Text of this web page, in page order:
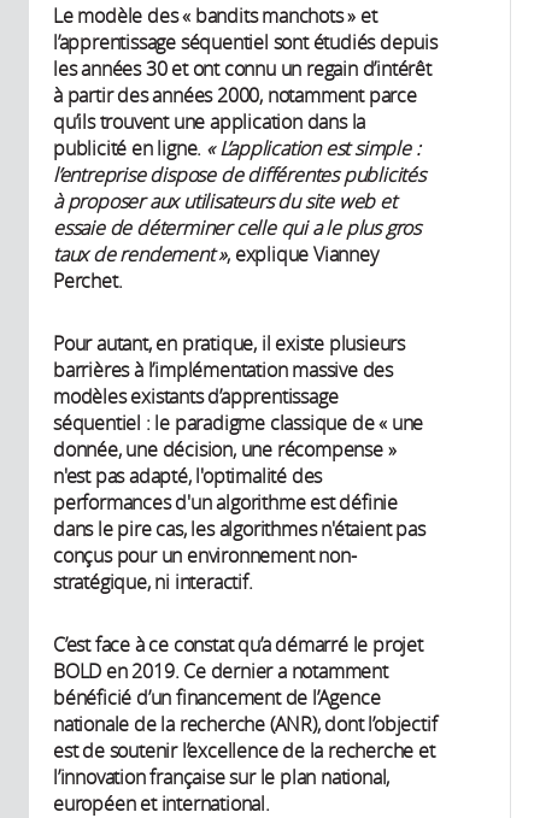
Le modèle des « bandits manchots » et
l’apprentissage séquentiel sont étudiés depuis
les années 30 et ont connu un regain d’intérêt
à partir des années 2000, notamment parce
qu’ils trouvent une application dans la
publicité en ligne. « L’application est simple :
l’entreprise dispose de différentes publicités
à proposer aux utilisateurs du site web et
essaie de déterminer celle qui a le plus gros
taux de rendement », explique Vianney
Perchet.
Pour autant, en pratique, il existe plusieurs
barrières à l’implémentation massive des
modèles existants d’apprentissage
séquentiel : le paradigme classique de « une
donnée, une décision, une récompense »
n'est pas adapté, l'optimalité des
performances d'un algorithme est définie
dans le pire cas, les algorithmes n'étaient pas
conçus pour un environnement non-
stratégique, ni interactif.
C’est face à ce constat qu’a démarré le projet
BOLD en 2019. Ce dernier a notamment
bénéficié d’un financement de l’Agence
nationale de la recherche (ANR), dont l’objectif
est de soutenir l’excellence de la recherche et
l’innovation française sur le plan national,
européen et international.